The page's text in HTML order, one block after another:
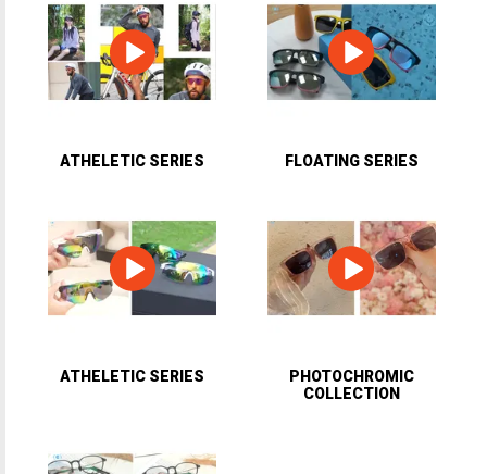
ATHELETIC SERIES FLOATING SERIES
ATHELETIC SERIES
PHOTOCHROMIC
COLLECTION